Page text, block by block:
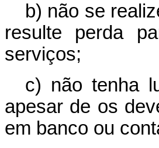
b) não se
resulte perda
serviços;
c) não tenha
apesar de os
em banco ou